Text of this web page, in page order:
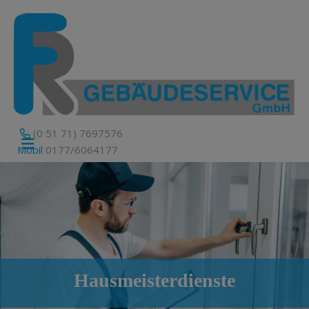
(0 51 71) 7697576
Mobil 0177/6064177
Hausmeisterdienste